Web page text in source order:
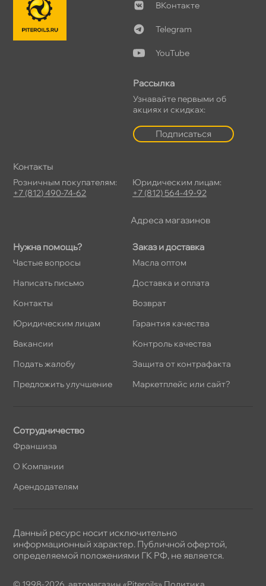
Нужна помощь?
Частые вопросы
Написать письмо
Контакты
Юридическим лицам
акансии
Подать жалобу
Предложить улучшение
Заказ и доставка
Масла оптом
Доставка и оплата
озврат
Гарантия качества
Контроль качества
Защита от контрафакта
Маркетплейс или сайт?
Контакте
Telegram
YouTube
Рассылка
Узнавайте первыми о
акциях и скидках:
Подписаться
Сотрудничество
Франшиза
О Компании
Арендодателям
Контакты
Розничным покупателям:
+7 (812) 490-74-62
Юридическим лицам:
+7 (812) 564-49-92
Адреса магазино
Данный ресурс носит исключительно
информационный характер. Публичной офертой,
определяемой положениями ГК РФ, не является.